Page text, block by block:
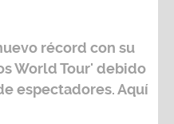
récord con su
World Tour' debido
espectadores. Aquí